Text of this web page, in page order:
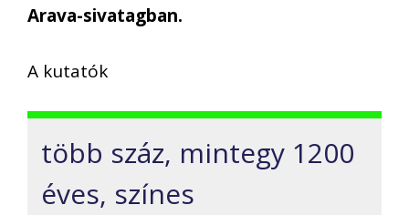
Arava-sivatagban.
A kutatók
több száz, mintegy 1200
éves, színes